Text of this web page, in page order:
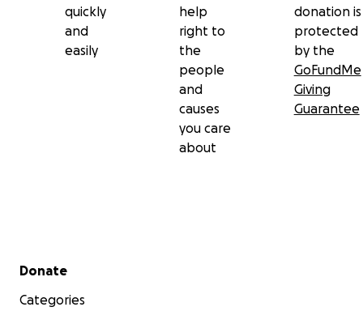
quickly
and
easily
help
right to
the
people
and
causes
you care
about
donation is
protected
by the
GoFundMe
Giving
Guarantee
Secondary menu
Donate
Categories